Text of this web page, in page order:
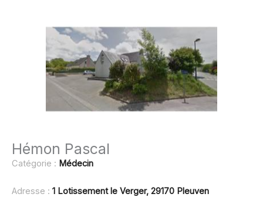
Hémon Pascal
Catégorie : Médecin
Adresse : 1 Lotissement le Verger, 29170 Pleuven